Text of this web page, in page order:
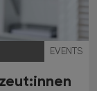
EVENTS